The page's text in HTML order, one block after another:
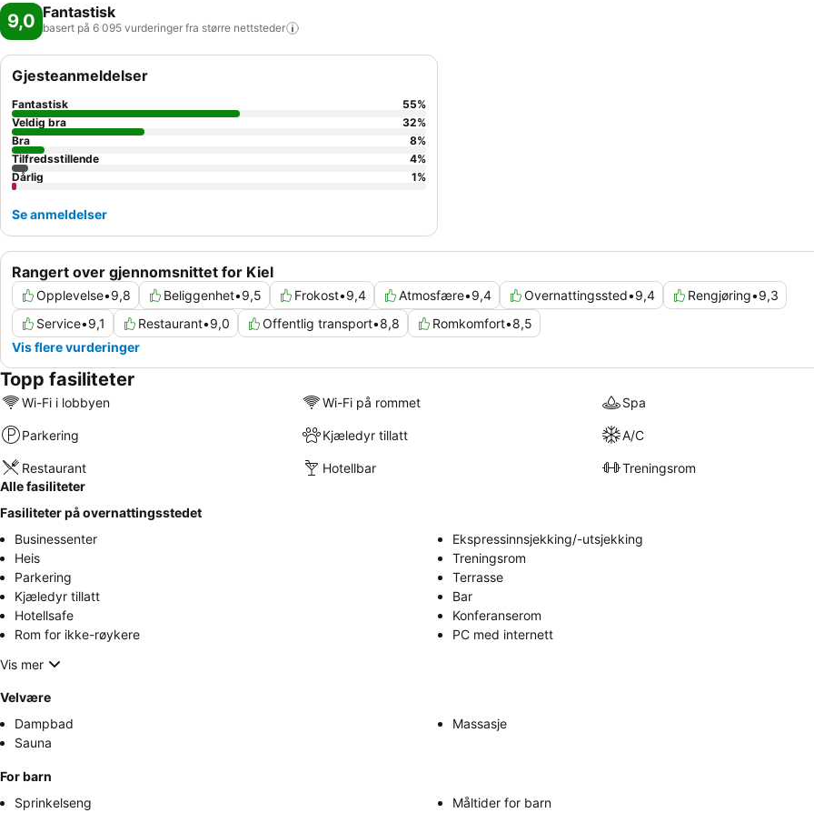
9,0 Fantastisk
basert på 6 095 vurderinger fra større nettsteder
Rangert over gjennomsnittet for Kiel
Opplevelse•9,8 Beliggenhet•9,5 Frokost•9,4 Atmosfære•9,4 Overnattingssted•9,4 Rengjøring•9,3
Service•9,1 Restaurant•9,0 Offentlig transport•8,8 Romkomfort•8,5
Vis flere vurderinger
Gjesteanmeldelser
Fantastisk 55%
Veldig bra
32%
Bra
8%
Tilfredsstillende
4%
Dårlig
1%
Se anmeldelser
Topp fasiliteter
Wi-Fi i lobbyen Wi-Fi på rommet Spa
Parkering Kjæledyr tillatt A/C
Restaurant Hotellbar
Treningsrom
Alle fasiliteter
Fasiliteter på overnattingsstedet
Businessenter
Ekspressinnsjekking/-utsjekking
Heis
Treningsrom
Parkering
Terrasse
Kjæledyr tillatt
Bar
Hotellsafe
Konferanserom
Rom for ikke-røykere
PC med internett
Vis mer
Velvære
Dampbad
Massasje
Sauna
For barn
Sprinkelseng
Måltider for barn